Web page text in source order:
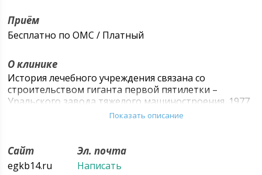
Приём
Бесплатно по ОМС / Платный
О клинике
История лечебного учреждения связана со
строительством гиганта первой пятилетки –
Уральского завода тяжелого машиностроения. 1977
г. сдан в эксплуатацию новый хирургический корпус,
размещены отделения: - экстренной хирургии, -
плановой хирургии, - травматологическое
отделение, - урологическое отделение, -
Показать описание
Сайт
egkb14.ru
Эл. почта
Написать